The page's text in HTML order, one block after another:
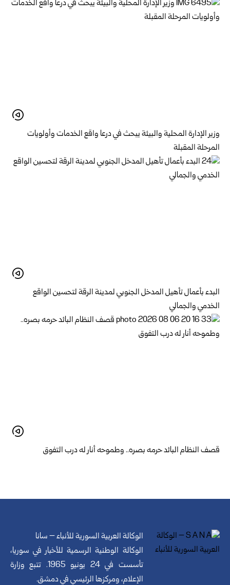
وزير الإدارة المحلية والبيئة يبحث في درعا واقع الخدمات وأولويات
المرحلة المقبلة
البدء بأعمال تأهيل المدخل الجنوبي لمدينة الرقة لتحسين الواقع
الخدمي والجمالي
قصف النظام البائد حرمه بصره.. وطموحه أنار له درب التفوق
الوكالة العربية السورية للأنباء – سانا
الوكالة الوطنية الرسمية للأخبار في سوريا،
تأسست في 24 يونيو 1965. تتبع وزارة
الإعلام، ومركزها الرئيسي في دمشق.